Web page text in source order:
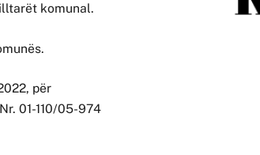
komunal.
për
01-110/05-974